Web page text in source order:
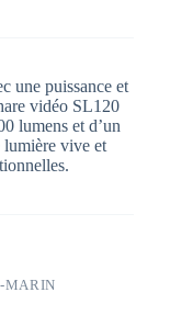
une puissance et
vidéo SL120
lumens et d’un
lumière vive et
MARIN